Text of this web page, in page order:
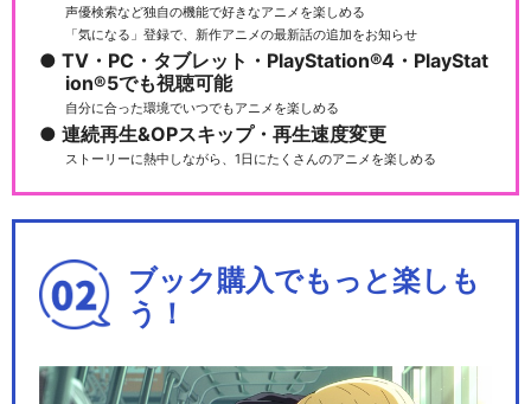
声優検索など独自の機能で好きなアニメを楽しめる
「気になる」登録で、新作アニメの最新話の追加をお知らせ
TV・PC・タブレット・PlayStation®4・PlayStat
ion®5でも視聴可能
自分に合った環境でいつでもアニメを楽しめる
連続再生&OPスキップ・再生速度変更
ストーリーに熱中しながら、1日にたくさんのアニメを楽しめる
ブック購入でもっと楽しも
う！